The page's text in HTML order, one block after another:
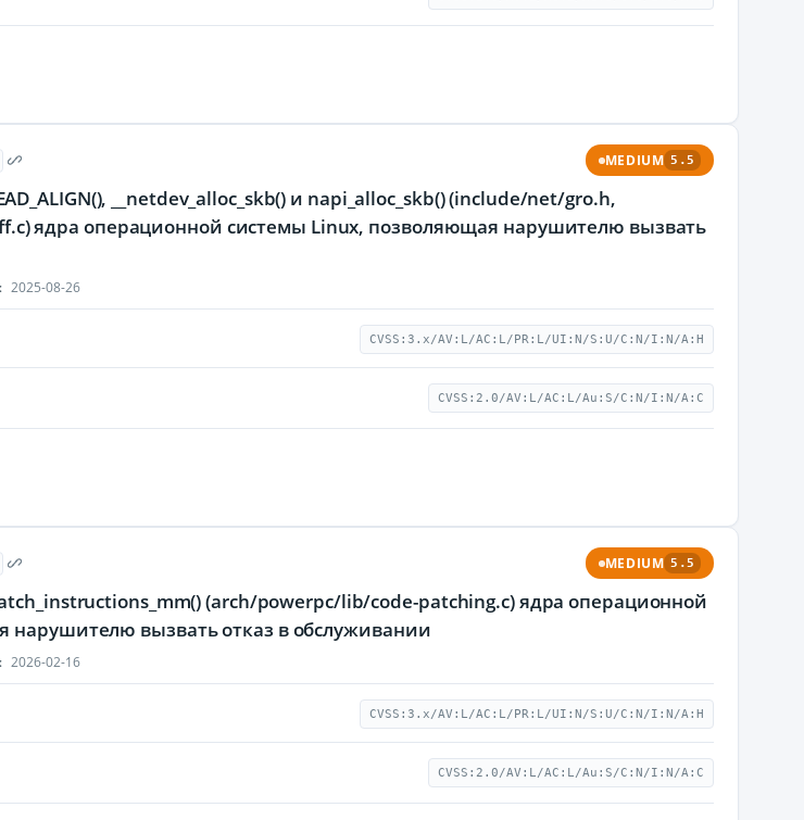
MEDIUM 5.5
__netdev_alloc_skb() и napi_alloc_skb() (include/net/gro.h,
ядра операционной системы Linux, позволяющая нарушителю вызвать
2025-08-26
CVSS:3.x/AV:L/AC:L/PR:L/UI:N/S:U/C:N/I:N/A:H
CVSS:2.0/AV:L/AC:L/Au:S/C:N/I:N/A:C
MEDIUM 5.5
(arch/powerpc/lib/code-patching.c) ядра операционной
нарушителю вызвать отказ в обслуживании
2026-02-16
CVSS:3.x/AV:L/AC:L/PR:L/UI:N/S:U/C:N/I:N/A:H
CVSS:2.0/AV:L/AC:L/Au:S/C:N/I:N/A:C